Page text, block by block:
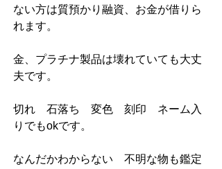
ない方は質預かり融資、お金が借りら
れます。
金、プラチナ製品は壊れていても大丈
夫です。
切れ　石落ち　変色　刻印　ネーム入
りでもokです。
なんだかわからない　不明な物も鑑定